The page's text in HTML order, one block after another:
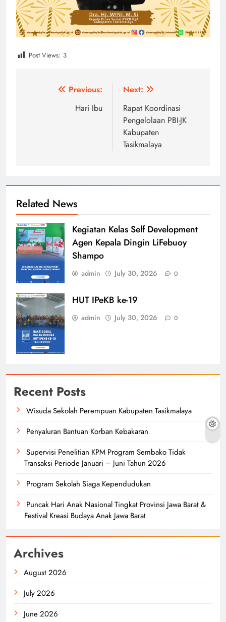
Post Views: 3
navigation
Previous:
Hari Ibu
Next:
Rapat Koordinasi
Pengelolaan PBI-JK
Kabupaten
Tasikmalaya
Related News
Kegiatan Kelas Self Development
Agen Kepala Dingin LiFebuoy
Shampo
admin July 30, 2026 0
HUT IPeKB ke-19
admin July 30, 2026 0
Recent Posts
Wisuda Sekolah Perempuan Kabupaten Tasikmalaya
Penyaluran Bantuan Korban Kebakaran
Supervisi Penelitian KPM Program Sembako Tidak
Transaksi Periode Januari – Juni Tahun 2026
Program Sekolah Siaga Kependudukan
Puncak Hari Anak Nasional Tingkat Provinsi Jawa Barat &
Festival Kreasi Budaya Anak Jawa Barat
Archives
August 2026
July 2026
June 2026